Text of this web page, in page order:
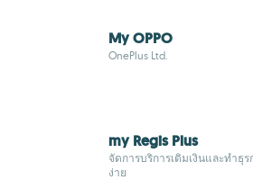
My OPPO
OnePlus Ltd.
my Regis Plus
จัดการบริการเติมเงินและทำธุ
ง่าย